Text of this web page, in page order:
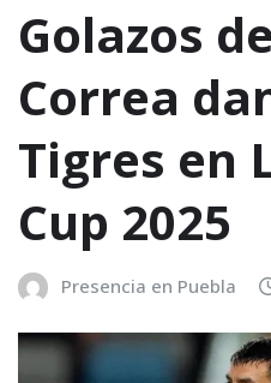
Golazos
Correa
Tigres en
Cup 2025
Presencia en Puebla